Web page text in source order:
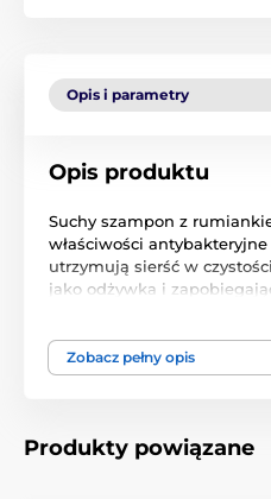
Opis i parametry
Opis produktu
Suchy szampon z
właściwości
utrzymują sierść w
jako odżywka i
Jak stosować:Nakładać w
zwierzęcia. Pozostawić na
mokra lub bardzo sucha.
odbywać się, gdy sierść
Zobacz pełny opis
Produkty powiązane